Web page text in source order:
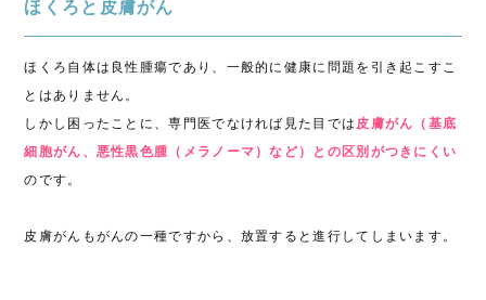
ほくろと皮膚がん
ほくろ自体は良性腫瘍であり、一般的に健康に問題を引き起こすこ
とはありません。
しかし困ったことに、専門医でなければ見た目では 皮膚がん（基底
細胞がん、悪性黒色腫（メラノーマ）など）との区別がつきにくい
のです。
皮膚がんもがんの一種ですから、放置すると進行してしまいます。